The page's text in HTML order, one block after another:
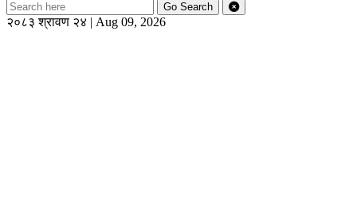
Go Search
२०८३ श्रावण २४ | Aug 09, 2026